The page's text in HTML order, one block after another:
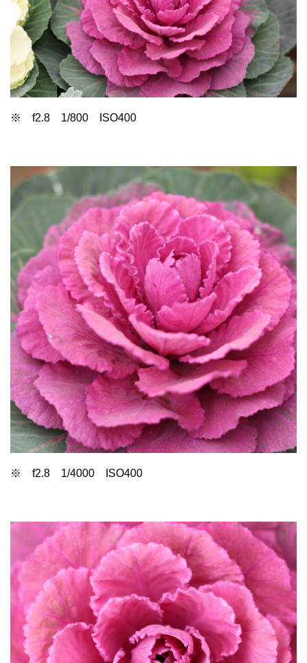
※ f2.8 1/800 ISO400
※ f2.8 1/4000 ISO400